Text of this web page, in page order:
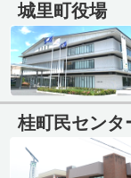
城里町役場
桂町民センタ